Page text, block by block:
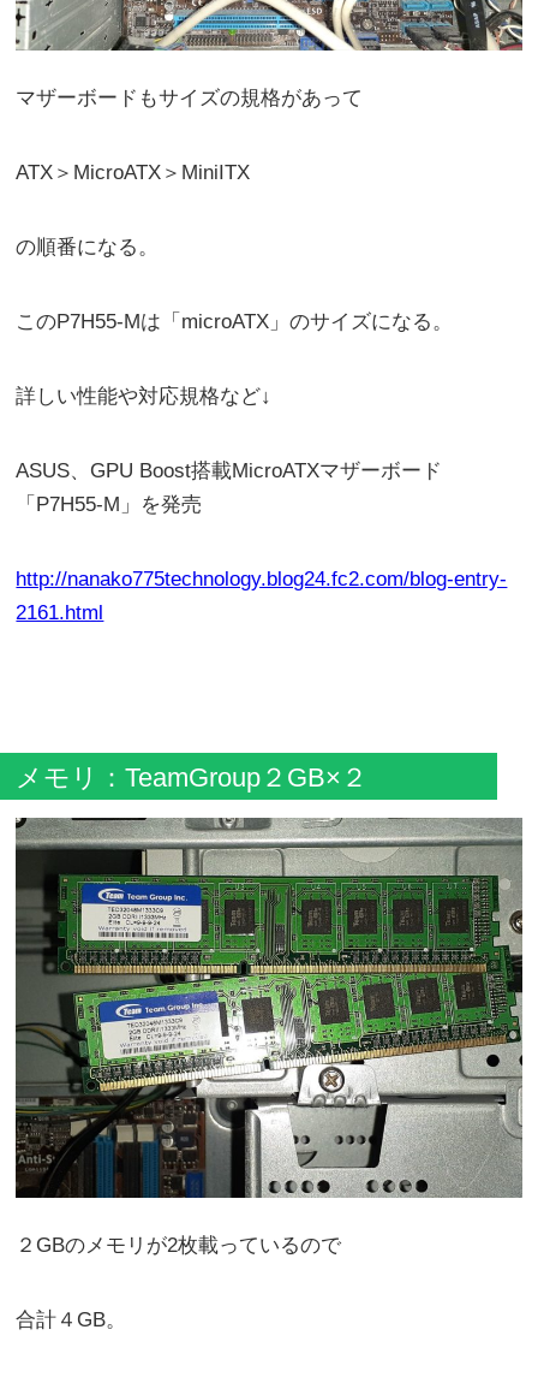
マザーボードもサイズの規格があって
ATX＞MicroATX＞MiniITX
の順番になる。
このP7H55-Mは「microATX」のサイズになる。
詳しい性能や対応規格など↓
ASUS、GPU Boost搭載MicroATXマザーボード
「P7H55-M」を発売
http://nanako775technology.blog24.fc2.com/blog-entry-
2161.html
メモリ：TeamGroup２GB×２
２GBのメモリが2枚載っているので
合計４GB。